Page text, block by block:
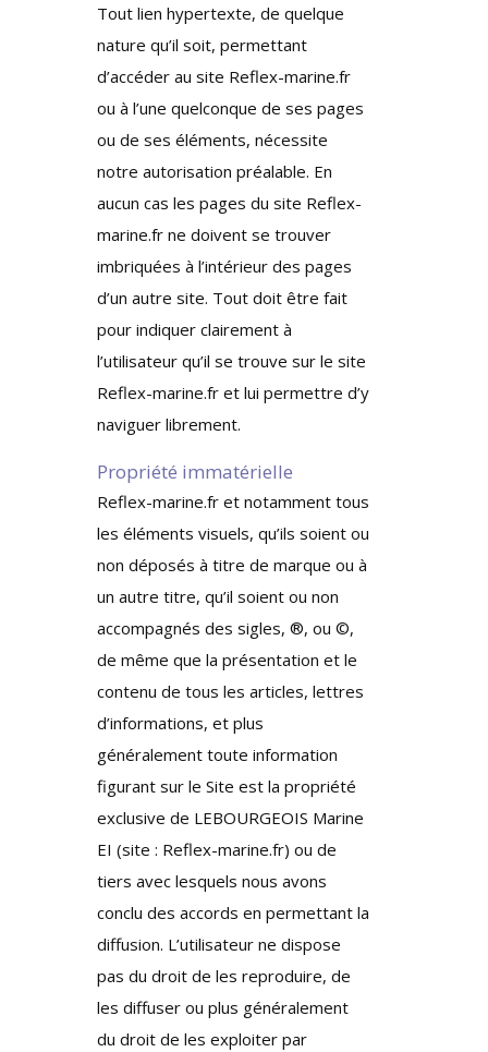
Tout lien hypertexte, de quelque
nature qu’il soit, permettant
d’accéder au site Reflex-marine.fr
ou à l’une quelconque de ses pages
ou de ses éléments, nécessite
notre autorisation préalable. En
aucun cas les pages du site Reflex-
marine.fr ne doivent se trouver
imbriquées à l’intérieur des pages
d’un autre site. Tout doit être fait
pour indiquer clairement à
l’utilisateur qu’il se trouve sur le site
Reflex-marine.fr et lui permettre d’y
naviguer librement.
Propriété immatérielle
Reflex-marine.fr et notamment tous
les éléments visuels, qu’ils soient ou
non déposés à titre de marque ou à
un autre titre, qu’il soient ou non
accompagnés des sigles, ®, ou ©,
de même que la présentation et le
contenu de tous les articles, lettres
d’informations, et plus
généralement toute information
figurant sur le Site est la propriété
exclusive de LEBOURGEOIS Marine
EI (site : Reflex-marine.fr) ou de
tiers avec lesquels nous avons
conclu des accords en permettant la
diffusion. L’utilisateur ne dispose
pas du droit de les reproduire, de
les diffuser ou plus généralement
du droit de les exploiter par